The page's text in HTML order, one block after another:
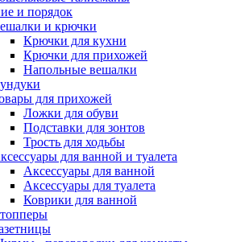
и порядок
и крючки
Крючки для кухни
Крючки для прихожей
Напольные вешалки
для прихожей
Ложки для обуви
Подставки для зонтов
Трость для ходьбы
для ванной и туалета
Аксессуары для ванной
Аксессуары для туалета
Коврики для ванной